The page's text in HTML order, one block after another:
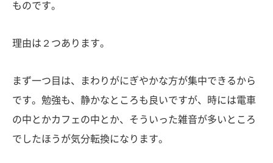
ものです。
理由は２つあります。
まず一つ目は、まわりがにぎやかな方が集中できるから
です。勉強も、静かなところも良いですが、時には電車
の中とかカフェの中とか、そういった雑音が多いところ
でしたほうが気分転換になります。